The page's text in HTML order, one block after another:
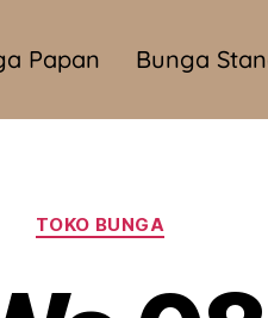
Papan Bunga
TOKO BUNGA